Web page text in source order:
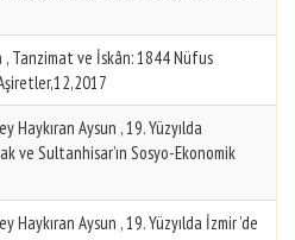
, Tanzimat ve İskân: 1844 Nüfus
Haykıran Aysun , 19. Yüzyılda
Sultanhisar’ın Sosyo-Ekonomik
Haykıran Aysun , 19. Yüzyılda İzmir ’de